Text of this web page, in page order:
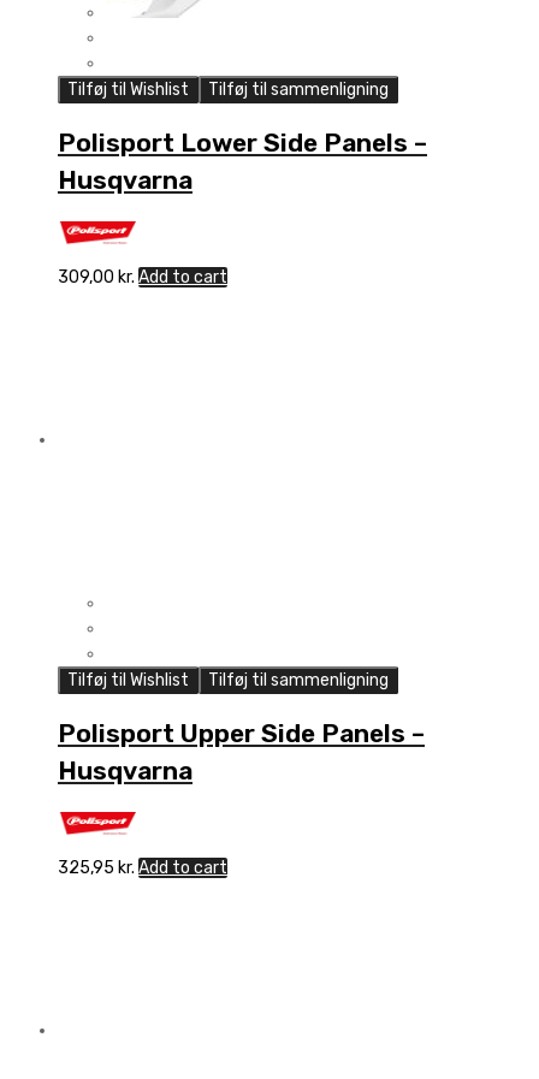
Tilføj til Wishlist Tilføj til sammenligning
Polisport Lower Side Panels –
Husqvarna
309,00 kr. Add to cart
Tilføj til Wishlist Tilføj til sammenligning
Polisport Upper Side Panels –
Husqvarna
325,95 kr. Add to cart